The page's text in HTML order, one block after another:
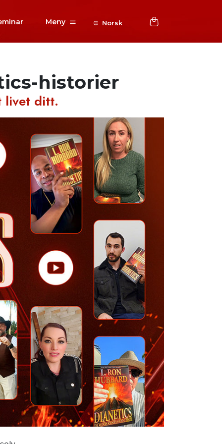
Meny Norsk
historier
ditt.